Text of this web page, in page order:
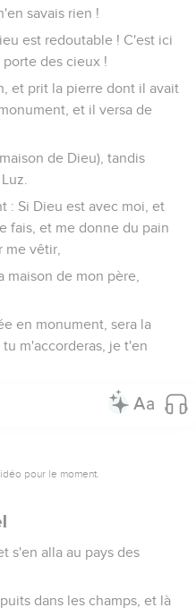
savais rien !
est redoutable ! C'est ici
des cieux !
et prit la pierre dont il avait
et il versa de
de Dieu), tandis
: Si Dieu est avec moi, et
fais, et me donne du pain
me vêtir,
maison de mon père,
en monument, sera la
m'accorderas, je t'en
pour le moment.
s'en alla au pays des
dans les champs, et là